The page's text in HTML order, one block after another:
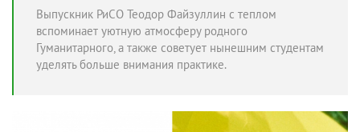
Выпускник РиСО Теодор Файзуллин с теплом
вспоминает уютную атмосферу родного
Гуманитарного, а также советует нынешним студентам
уделять больше внимания практике.